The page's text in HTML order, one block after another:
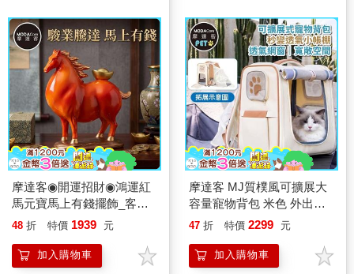
摩達客◉開運招財◉鴻運紅
馬元寶馬上有錢擺飾_客廳
玄關臥室好風水好運勢
48 折 特價 1939 元
加入購物車
摩達客 MJ質樸風可擴展大
容量寵物背包 米色 外出超
透氣網窗雙肩背包 7公斤以
款
47 折 特價 2299 元
加入購物車